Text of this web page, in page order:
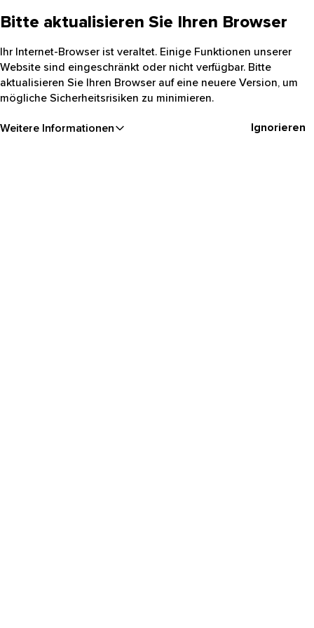
Bitte aktualisieren Sie Ihren Browser
Ihr Internet-Browser ist veraltet. Einige Funktionen unserer
Website sind eingeschränkt oder nicht verfügbar. Bitte
aktualisieren Sie Ihren Browser auf eine neuere Version, um
mögliche Sicherheitsrisiken zu minimieren.
Weitere Informationen Ignorieren